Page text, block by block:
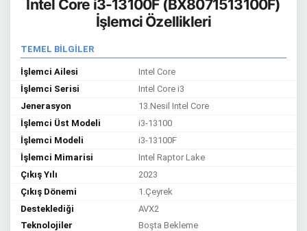
Intel Core i3-13100F (BX8071513100F)
İşlemci Özellikleri
TEMEL BİLGİLER
İşlemci Ailesi
Intel Core
İşlemci Serisi
Intel Core i3
Jenerasyon
13.Nesil Intel Core
İşlemci Üst Modeli
i3-13100
İşlemci Modeli
i3-13100F
İşlemci Mimarisi
Intel Raptor Lake
Çıkış Yılı
2023
Çıkış Dönemi
1.Çeyrek
Desteklediği
Teknolojiler
AVX2
Boşta Bekleme